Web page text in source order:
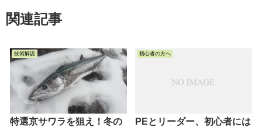
関連記事
技術解説
特選京サワラを狙え！冬の
初心者の方へ
PEとリーダー、初心者には